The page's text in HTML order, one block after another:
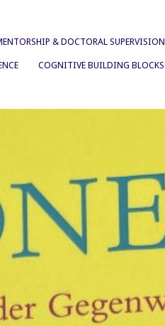
& DOCTORAL SUPERVISION
COGNITIVE BUILDING BLOCKS